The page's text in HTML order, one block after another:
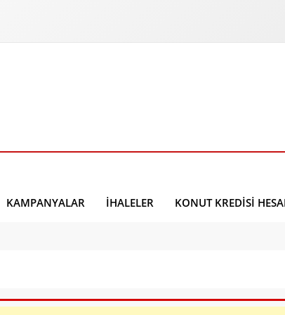
KAMPANYALAR İHALELER KONUT KREDISI